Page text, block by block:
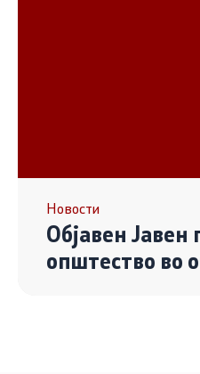
Линкови
Изјава за пристапност
Новости
Објавен Јавен
општество во